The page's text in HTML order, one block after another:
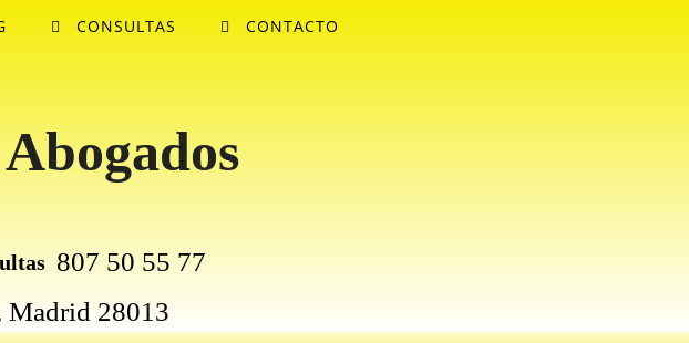
807 50 55 77
Madrid 28013
CONSULTAS CONTACTO